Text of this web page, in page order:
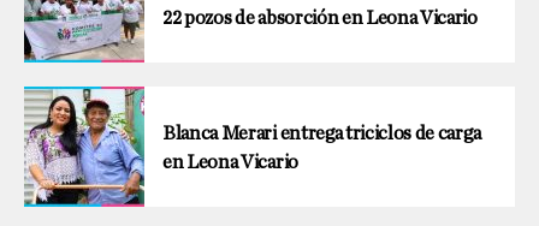
22 pozos de absorción en Leona Vicario
Blanca Merari entrega triciclos de carga
en Leona Vicario